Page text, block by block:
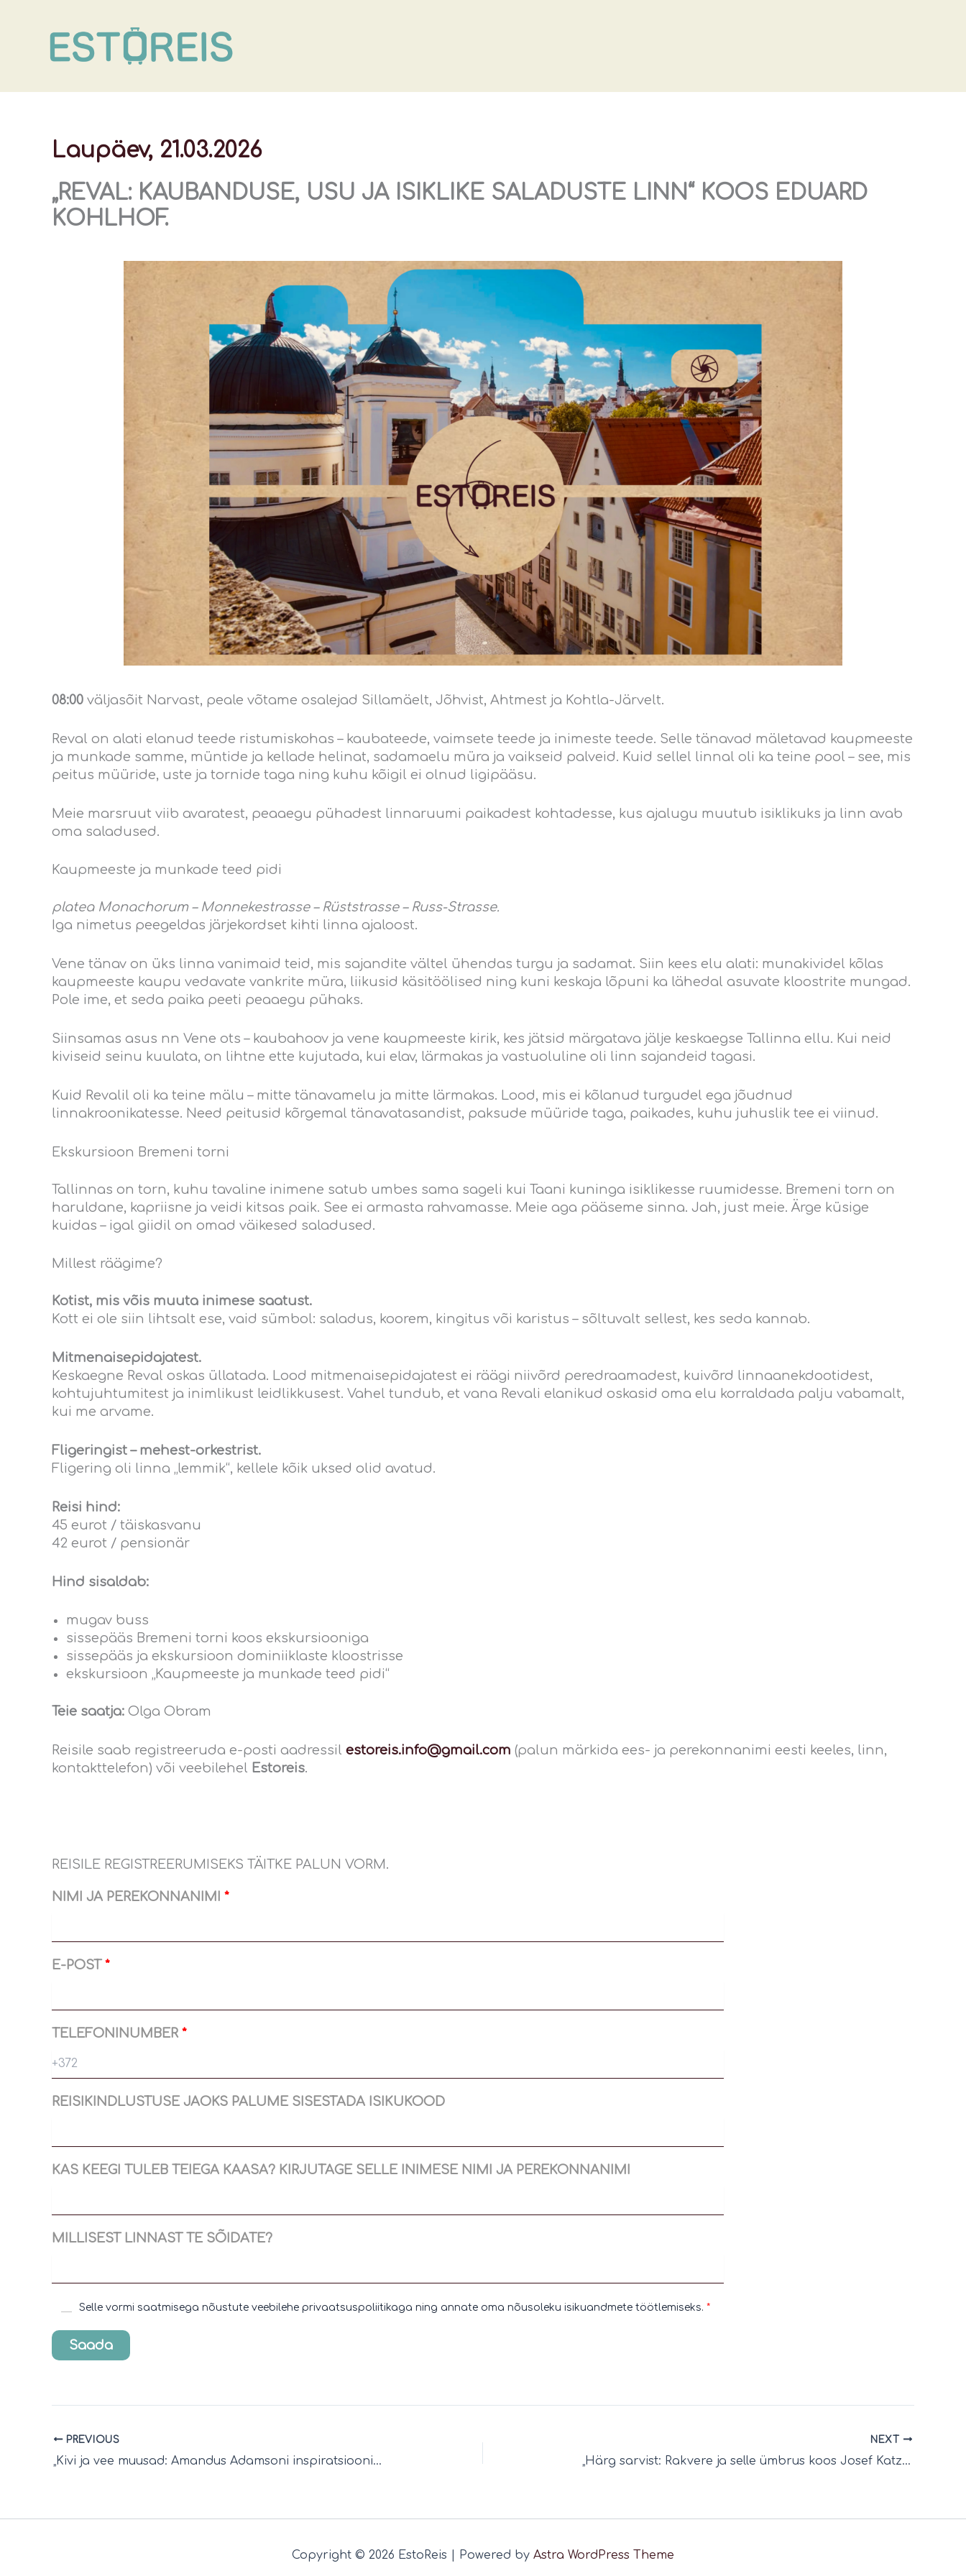
Laupäev, 21.03.2026
„REVAL: KAUBANDUSE, USU JA ISIKLIKE SALADUSTE LINN“ KOOS EDUARD
KOHLHOF.
08:00 väljasõit Narvast, peale võtame osalejad Sillamäelt, Jõhvist, Ahtmest ja Kohtla-Järvelt.
Reval on alati elanud teede ristumiskohas – kaubateede, vaimsete teede ja inimeste teede. Selle tänavad mäletavad kaupmeeste
ja munkade samme, müntide ja kellade helinat, sadamaelu müra ja vaikseid palveid. Kuid sellel linnal oli ka teine pool – see, mis
peitus müüride, uste ja tornide taga ning kuhu kõigil ei olnud ligipääsu.
Meie marsruut viib avaratest, peaaegu pühadest linnaruumi paikadest kohtadesse, kus ajalugu muutub isiklikuks ja linn avab
oma saladused.
Kaupmeeste ja munkade teed pidi
platea Monachorum – Monnekestrasse – Rüststrasse – Russ-Strasse.
Iga nimetus peegeldas järjekordset kihti linna ajaloost.
Vene tänav on üks linna vanimaid teid, mis sajandite vältel ühendas turgu ja sadamat. Siin kees elu alati: munakividel kõlas
kaupmeeste kaupu vedavate vankrite müra, liikusid käsitöölised ning kuni keskaja lõpuni ka lähedal asuvate kloostrite mungad.
Pole ime, et seda paika peeti peaaegu pühaks.
Siinsamas asus nn Vene ots – kaubahoov ja vene kaupmeeste kirik, kes jätsid märgatava jälje keskaegse Tallinna ellu. Kui neid
kiviseid seinu kuulata, on lihtne ette kujutada, kui elav, lärmakas ja vastuoluline oli linn sajandeid tagasi.
Kuid Revalil oli ka teine mälu – mitte tänavamelu ja mitte lärmakas. Lood, mis ei kõlanud turgudel ega jõudnud
linnakroonikatesse. Need peitusid kõrgemal tänavatasandist, paksude müüride taga, paikades, kuhu juhuslik tee ei viinud.
Ekskursioon Bremeni torni
Tallinnas on torn, kuhu tavaline inimene satub umbes sama sageli kui Taani kuninga isiklikesse ruumidesse. Bremeni torn on
haruldane, kapriisne ja veidi kitsas paik. See ei armasta rahvamasse. Meie aga pääseme sinna. Jah, just meie. Ärge küsige
kuidas – igal giidil on omad väikesed saladused.
Millest räägime?
Kotist, mis võis muuta inimese saatust.
Kott ei ole siin lihtsalt ese, vaid sümbol: saladus, koorem, kingitus või karistus – sõltuvalt sellest, kes seda kannab.
Mitmenaisepidajatest.
Keskaegne Reval oskas üllatada. Lood mitmenaisepidajatest ei räägi niivõrd peredraamadest, kuivõrd linnaanekdootidest,
kohtujuhtumitest ja inimlikust leidlikkusest. Vahel tundub, et vana Revali elanikud oskasid oma elu korraldada palju vabamalt,
kui me arvame.
Fligeringist – mehest-orkestrist.
Fligering oli linna „lemmik“, kellele kõik uksed olid avatud.
Reisi hind:
45 eurot / täiskasvanu
42 eurot / pensionär
Hind sisaldab:
mugav buss
sissepääs Bremeni torni koos ekskursiooniga
sissepääs ja ekskursioon dominiiklaste kloostrisse
ekskursioon „Kaupmeeste ja munkade teed pidi“
Teie saatja: Olga Obram
Reisile saab registreeruda e-posti aadressil estoreis.info@gmail.com (palun märkida ees- ja perekonnanimi eesti keeles, linn,
kontakttelefon) või veebilehel Estoreis.
REISILE REGISTREERUMISEKS TÄITKE PALUN VORM.
NIMI JA PEREKONNANIMI
E-POST
TELEFONINUMBER
REISIKINDLUSTUSE JAOKS PALUME SISESTADA ISIKUKOOD
KAS KEEGI TULEB TEIEGA KAASA? KIRJUTAGE SELLE INIMESE NIMI JA PEREKONNANIMI
MILLISEST LINNAST TE SÕIDATE?
Selle vormi saatmisega nõustute veebilehe privaatsuspoliitikaga ning annate oma nõusoleku isikuandmete töötlemiseks.
Saada
PREVIOUS
„Kivi ja vee muusad: Amandus Adamsoni inspiratsiooni jälgedes“ Marina Dunaeva juhtimisel.
NEXT
„Härg sarvist: Rakvere ja selle ümbrus koos Josef Katziga“
Copyright © 2026 EstoReis | Powered by Astra WordPress Theme